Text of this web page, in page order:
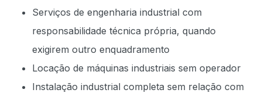
Serviços de engenharia industrial com
responsabilidade técnica própria, quando
exigirem outro enquadramento
Locação de máquinas industriais sem operador
Instalação industrial completa sem relação com